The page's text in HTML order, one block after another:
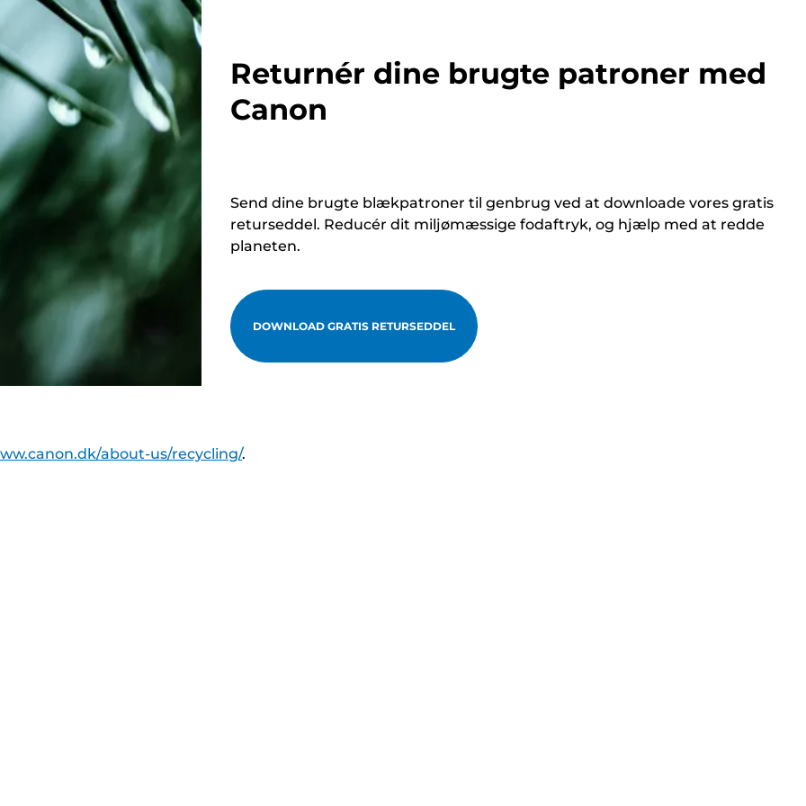
Returnér dine brugte patroner med
Canon
Send dine brugte blækpatroner til genbrug ved at downloade vores gratis
returseddel. Reducér dit miljømæssige fodaftryk, og hjælp med at redde
planeten.
DOWNLOAD GRATIS RETURSEDDEL
about-us/recycling/.